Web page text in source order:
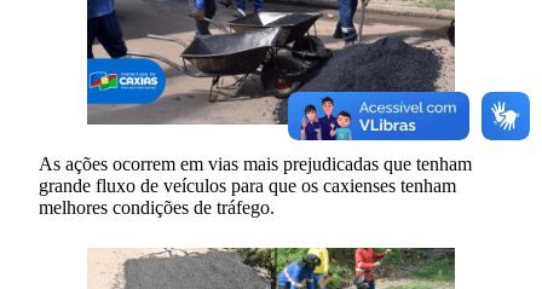
As ações ocorrem em vias mais prejudicadas que tenham
grande fluxo de veículos para que os caxienses tenham
melhores condições de tráfego.